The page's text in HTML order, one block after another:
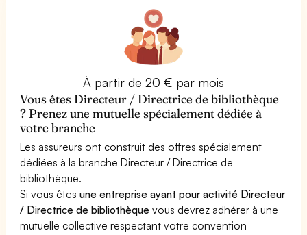
À partir de 20 € par mois
Vous êtes Directeur / Directrice de bibliothèque
? Prenez une mutuelle spécialement dédiée à
votre branche
Les assureurs ont construit des offres spécialement
dédiées à la branche Directeur / Directrice de
bibliothèque.
Si vous êtesune entreprise ayant pour activité Directeur
/ Directrice de bibliothèque vous devrez adhérer à une
mutuelle collective respectant votre convention